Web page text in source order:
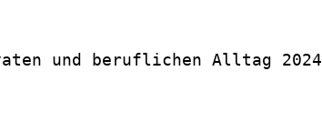
und beruflichen Alltag 2024